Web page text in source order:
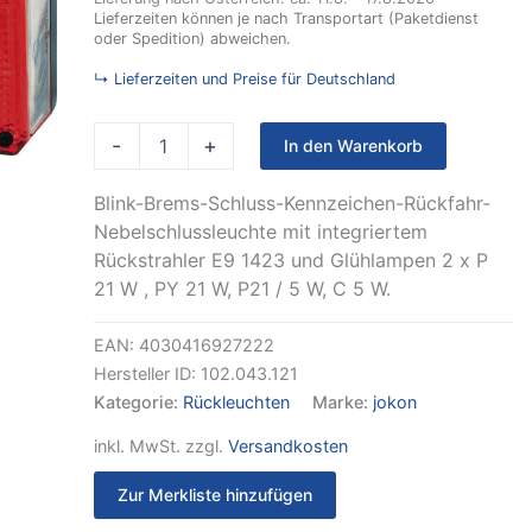
Lieferzeiten können je nach Transportart (Paketdienst
oder Spedition) abweichen.
↳ Lieferzeiten und Preise für Deutschland
-
Nebelschluss-
Kennzeichenleucht
mit
rechts
+ In den Warenkorb
Blink-Brems-Schluss-Kennzeichen-Rückfahr-
Nebelschlussleuchte mit integriertem
Rückstrahler E9 1423 und Glühlampen 2 x P
21 W , PY 21 W, P21 / 5 W, C 5 W.
EAN: 4030416927222
Hersteller ID: 102.043.121
Kategorie: Rückleuchten Marke: jokon
inkl. MwSt. zzgl. Versandkosten
Zur Merkliste hinzufügen